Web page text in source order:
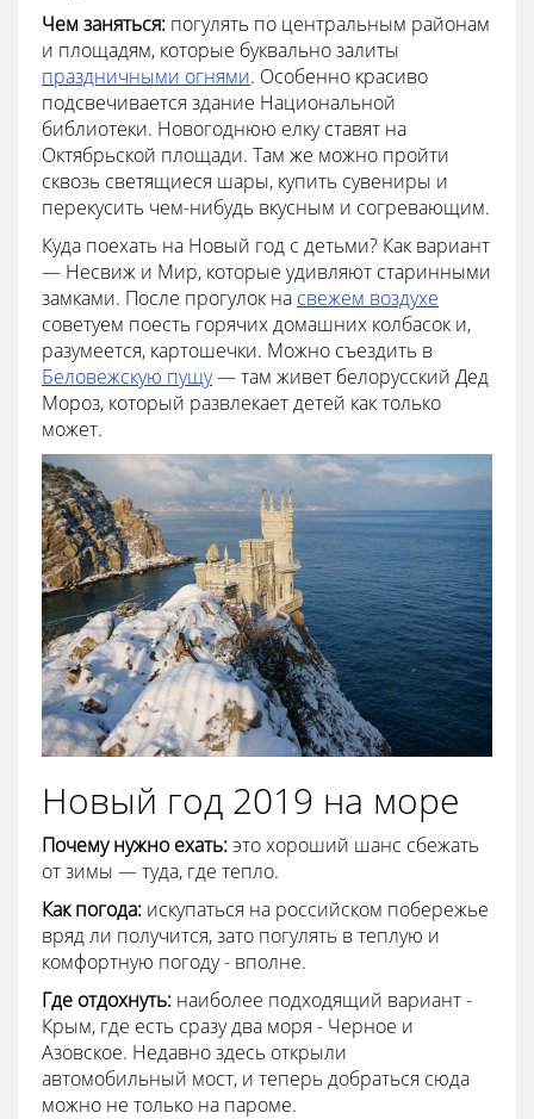
Чем заняться: погулять по центральным районам
и площадям, которые буквально залиты
праздничными огнями. Особенно красиво
подсвечивается здание Национальной
библиотеки. Новогоднюю елку ставят на
Октябрьской площади. Там же можно пройти
сквозь светящиеся шары, купить сувениры и
перекусить чем-нибудь вкусным и согревающим.
Куда поехать на Новый год с детьми? Как вариант
— Несвиж и Мир, которые удивляют старинными
замками. После прогулок на свежем воздухе
советуем поесть горячих домашних колбасок и,
разумеется, картошечки. Можно съездить в
Беловежскую пущу— там живет белорусский Дед
Мороз, который развлекает детей как только
может.
Новый год 2019 на море
Почему нужно ехать:это хороший шанс сбежать
от зимы — туда, где тепло.
Как погода: искупаться на российском побережье
вряд ли получится, зато погулять в теплую и
комфортную погоду - вполне.
Где отдохнуть: наиболее подходящий вариант -
Крым, где есть сразу два моря - Черное и
Азовское. Недавно здесь открыли
автомобильный мост, и теперь добраться сюда
можно не только на пароме.